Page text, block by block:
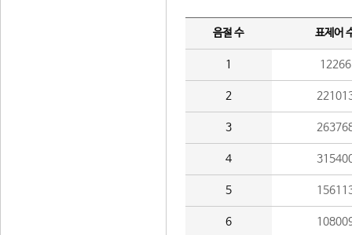
음절 수 표제어
1 12266
2
3
4
5
6